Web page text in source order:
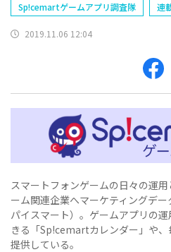
Sp!cemartゲームアプリ調査隊
連
2019.11.06 12:04
スマートフォンゲームの日々の運
ーム関連企業へマーケティングデ
パイスマート）。ゲームアプリの
きる「Sp!cemartカレンダー」や
提供している。